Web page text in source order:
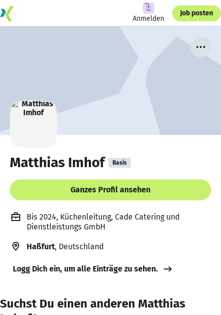
Anmelden
Job posten
Matthias Imhof Basis
Ganzes Profil ansehen
Bis 2024, Küchenleitung, Cade Catering und
Dienstleistungs GmbH
Haßfurt, Deutschland
Logg Dich ein, um alle Einträge zu sehen.
Suchst Du einen anderen Matthias